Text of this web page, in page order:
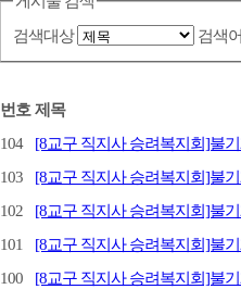
검색대상 검색어
번호 제목
104
[8교구 직지사 승려복지회]불
103
[8교구 직지사 승려복지회]불
102
[8교구 직지사 승려복지회]불
101
[8교구 직지사 승려복지회]불
100
[8교구 직지사 승려복지회]불